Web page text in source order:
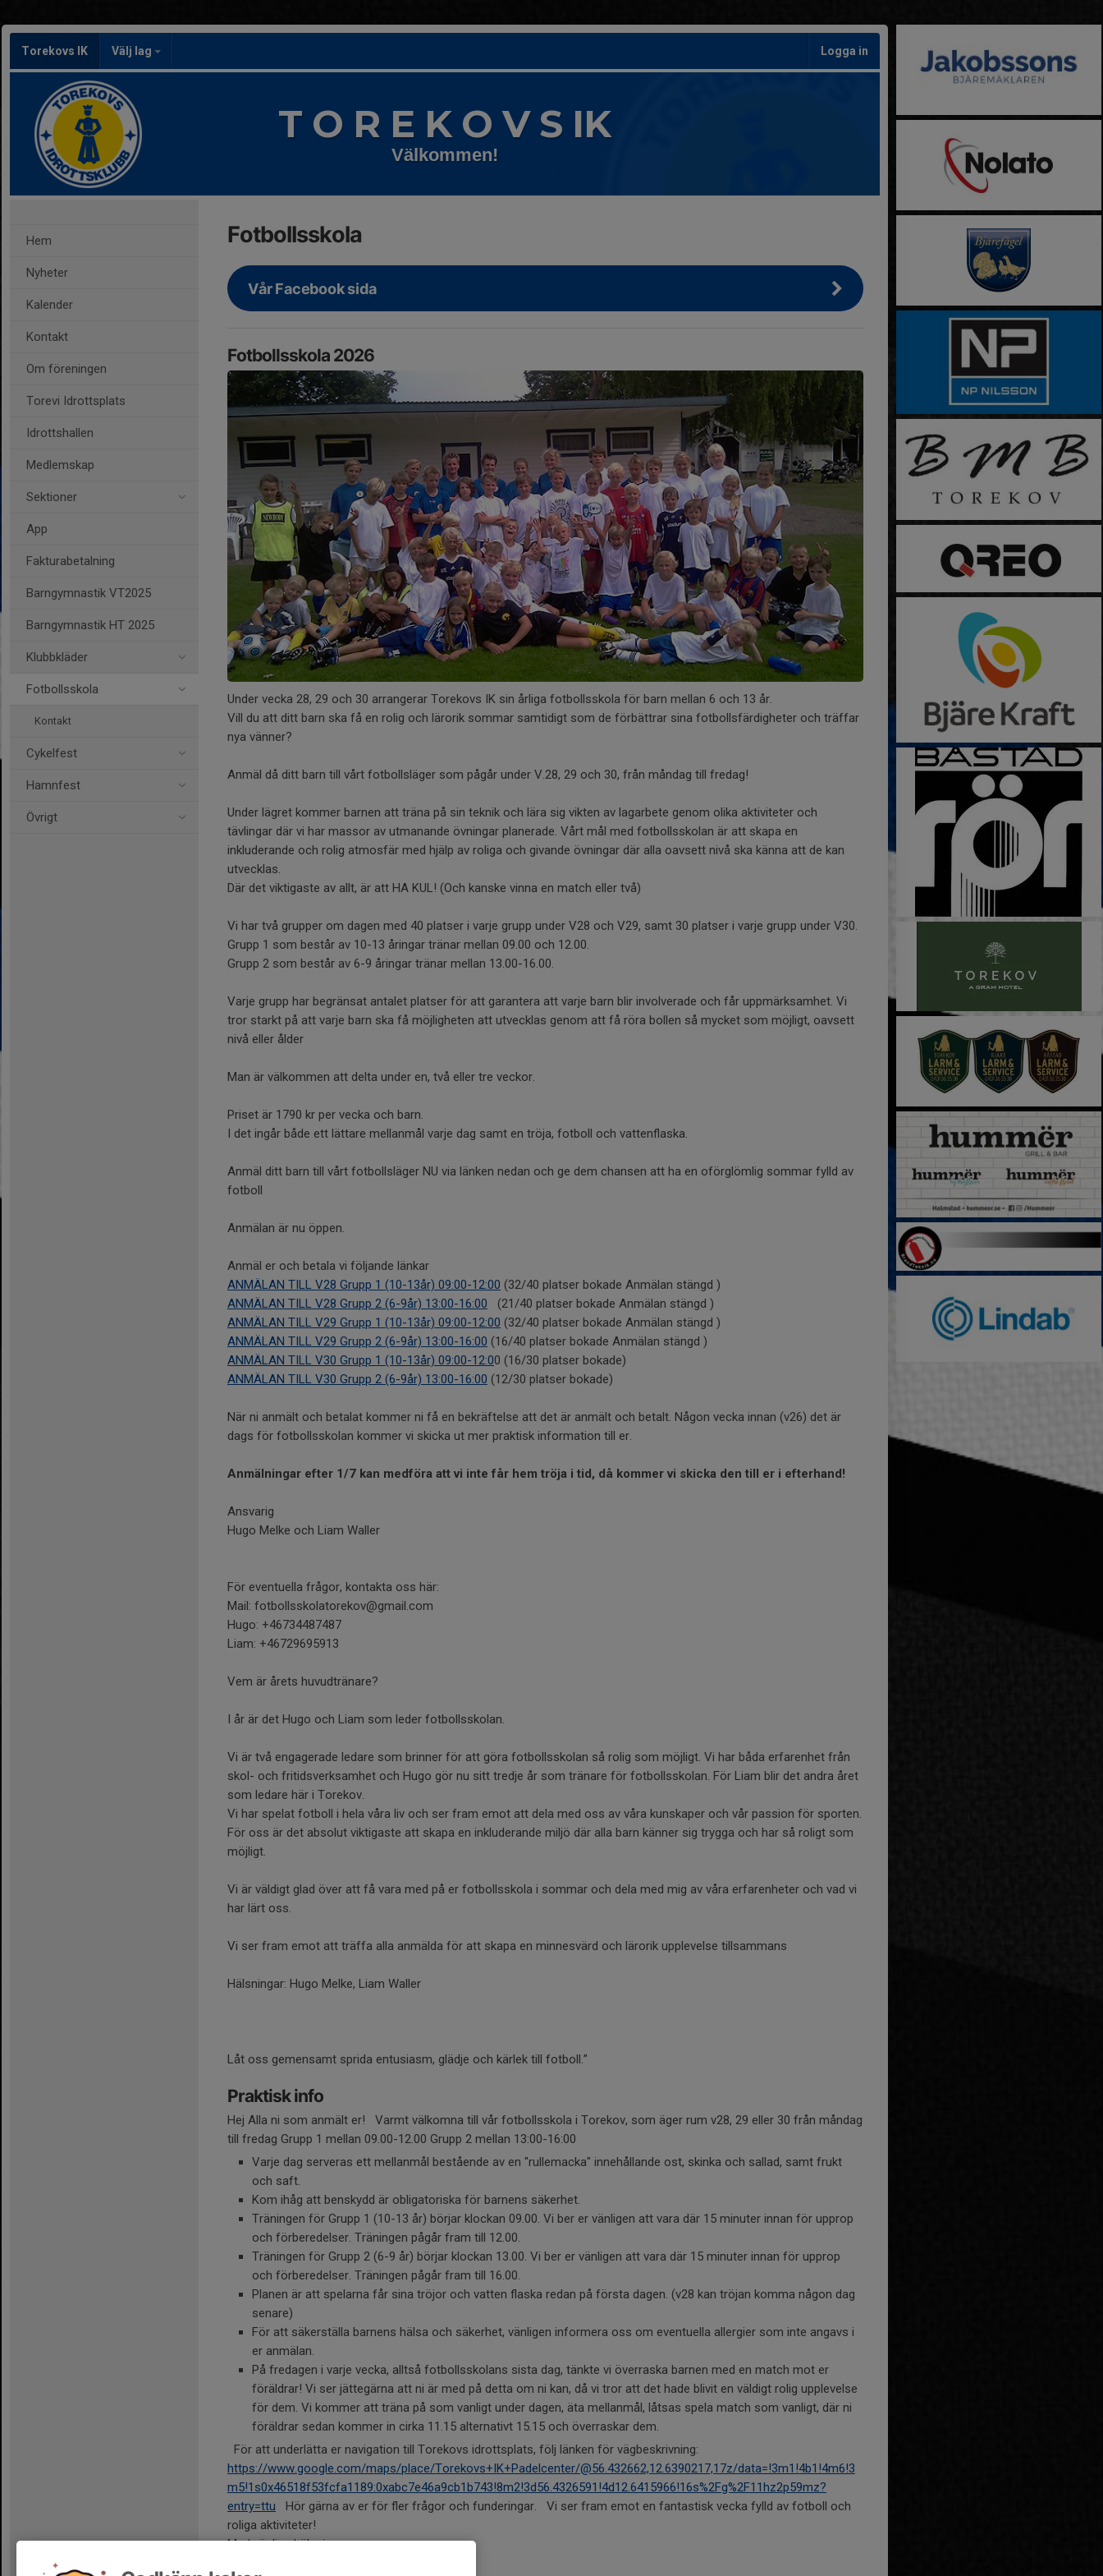
Torekovs IK Välj lag Logga in
T O R E K O V S IK
Välkommen!
Hem
Nyheter
Kalender
Kontakt
Om föreningen
Torevi Idrottsplats
Idrottshallen
Medlemskap
Sektioner
App
Fakturabetalning
Barngymnastik VT2025
Barngymnastik HT 2025
Klubbkläder
Fotbollsskola
Kontakt
Cykelfest
Hamnfest
Övrigt
Fotbollsskola
Vår Facebook sida
Fotbollsskola 2026
Under vecka 28, 29 och 30 arrangerar Torekovs IK sin årliga fotbollsskola för barn mellan 6 och 13 år.
Vill du att ditt barn ska få en rolig och lärorik sommar samtidigt som de förbättrar sina fotbollsfärdigheter och träffar
nya vänner?
Anmäl då ditt barn till vårt fotbollsläger som pågår under V.28, 29 och 30, från måndag till fredag!
Under lägret kommer barnen att träna på sin teknik och lära sig vikten av lagarbete genom olika aktiviteter och
tävlingar där vi har massor av utmanande övningar planerade. Vårt mål med fotbollsskolan är att skapa en
inkluderande och rolig atmosfär med hjälp av roliga och givande övningar där alla oavsett nivå ska känna att de kan
utvecklas.
Där det viktigaste av allt, är att HA KUL! (Och kanske vinna en match eller två)
Vi har två grupper om dagen med 40 platser i varje grupp under V28 och V29, samt 30 platser i varje grupp under V30.
Grupp 1 som består av 10-13 åringar tränar mellan 09.00 och 12.00.
Grupp 2 som består av 6-9 åringar tränar mellan 13.00-16.00.
Varje grupp har begränsat antalet platser för att garantera att varje barn blir involverade och får uppmärksamhet. Vi
tror starkt på att varje barn ska få möjligheten att utvecklas genom att få röra bollen så mycket som möjligt, oavsett
nivå eller ålder
Man är välkommen att delta under en, två eller tre veckor.
Priset är 1790 kr per vecka och barn.
I det ingår både ett lättare mellanmål varje dag samt en tröja, fotboll och vattenflaska.
Anmäl ditt barn till vårt fotbollsläger NU via länken nedan och ge dem chansen att ha en oförglömlig sommar fylld av
fotboll
Anmälan är nu öppen.
Anmäl er och betala vi följande länkar
ANMÄLAN TILL V28 Grupp 1 (10-13år) 09:00-12:00 (32/40 platser bokade Anmälan stängd )
ANMÄLAN TILL V28 Grupp 2 (6-9år) 13:00-16:00 (21/40 platser bokade Anmälan stängd )
ANMÄLAN TILL V29 Grupp 1 (10-13år) 09:00-12:00 (32/40 platser bokade Anmälan stängd )
ANMÄLAN TILL V29 Grupp 2 (6-9år) 13:00-16:00 (16/40 platser bokade Anmälan stängd )
ANMÄLAN TILL V30 Grupp 1 (10-13år) 09:00-12:00 (16/30 platser bokade)
ANMÄLAN TILL V30 Grupp 2 (6-9år) 13:00-16:00 (12/30 platser bokade)
När ni anmält och betalat kommer ni få en bekräftelse att det är anmält och betalt. Någon vecka innan (v26) det är
dags för fotbollsskolan kommer vi skicka ut mer praktisk information till er.
Anmälningar efter 1/7 kan medföra att vi inte får hem tröja i tid, då kommer vi skicka den till er i efterhand!
Ansvarig
Hugo Melke och Liam Waller
För eventuella frågor, kontakta oss här:
Mail: fotbollsskolatorekov@gmail.com
Hugo: +46734487487
Liam: +46729695913
Vem är årets huvudtränare?
I år är det Hugo och Liam som leder fotbollsskolan.
Vi är två engagerade ledare som brinner för att göra fotbollsskolan så rolig som möjligt. Vi har båda erfarenhet från
skol- och fritidsverksamhet och Hugo gör nu sitt tredje år som tränare för fotbollsskolan. För Liam blir det andra året
som ledare här i Torekov.
Vi har spelat fotboll i hela våra liv och ser fram emot att dela med oss av våra kunskaper och vår passion för sporten.
För oss är det absolut viktigaste att skapa en inkluderande miljö där alla barn känner sig trygga och har så roligt som
möjligt.
Vi är väldigt glad över att få vara med på er fotbollsskola i sommar och dela med mig av våra erfarenheter och vad vi
har lärt oss.
Vi ser fram emot att träffa alla anmälda för att skapa en minnesvärd och lärorik upplevelse tillsammans
Hälsningar: Hugo Melke, Liam Waller
Låt oss gemensamt sprida entusiasm, glädje och kärlek till fotboll.”
Praktisk info
Hej Alla ni som anmält er! Varmt välkomna till vår fotbollsskola i Torekov, som äger rum v28, 29 eller 30 från måndag
till fredag Grupp 1 mellan 09.00-12.00 Grupp 2 mellan 13:00-16:00
Varje dag serveras ett mellanmål bestående av en "rullemacka" innehållande ost, skinka och sallad, samt frukt
och saft.
Kom ihåg att benskydd är obligatoriska för barnens säkerhet.
Träningen för Grupp 1 (10-13 år) börjar klockan 09.00. Vi ber er vänligen att vara där 15 minuter innan för upprop
och förberedelser. Träningen pågår fram till 12.00.
Träningen för Grupp 2 (6-9 år) börjar klockan 13.00. Vi ber er vänligen att vara där 15 minuter innan för upprop
och förberedelser. Träningen pågår fram till 16.00.
Planen är att spelarna får sina tröjor och vatten flaska redan på första dagen. (v28 kan tröjan komma någon dag
senare)
För att säkerställa barnens hälsa och säkerhet, vänligen informera oss om eventuella allergier som inte angavs i
er anmälan.
På fredagen i varje vecka, alltså fotbollsskolans sista dag, tänkte vi överraska barnen med en match mot er
föräldrar! Vi ser jättegärna att ni är med på detta om ni kan, då vi tror att det hade blivit en väldigt rolig upplevelse
för dem. Vi kommer att träna på som vanligt under dagen, äta mellanmål, låtsas spela match som vanligt, där ni
föräldrar sedan kommer in cirka 11.15 alternativt 15.15 och överraskar dem.
För att underlätta er navigation till Torekovs idrottsplats, följ länken för vägbeskrivning:
https://www.google.com/maps/place/Torekovs+IK+Padelcenter/@56.432662,12.6390217,17z/data=!3m1!4b1!4m6!3
m5!1s0x46518f53fcfa1189:0xabc7e46a9cb1b743!8m2!3d56.4326591!4d12.6415966!16s%2Fg%2F11hz2p59mz?
entry=ttu Hör gärna av er för fler frågor och funderingar. Vi ser fram emot en fantastisk vecka fylld av fotboll och
roliga aktiviteter!
Med vänliga hälsningar,